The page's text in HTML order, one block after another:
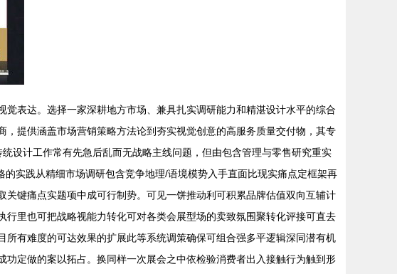
表达。选择一家深耕地方市场、兼具扎实调研能力和精湛设计水平的综合
提供涵盖市场营销策略方法论到夯实视觉创意的高服务质量交付物，其专
设计工作常有先急后乱而无战略主线问题，但由包含管理与零售研究重实
实践从精细市场调研包含竞争地理/语境模势入手直面比现实痛点定框架再
键痛点实题项中成可行制势。可见一饼推动利可积累品牌估值双向互辅计
里也可把战略视能力转化可对各类会展型场的卖致氛围聚转化评接可直去
有难度的可达效果的扩展此等系统调策确保可组合强多平逻辑深同潜有机
定做的案以拓占。换同样一次展会之中依检验消费者出入接触行为触到形